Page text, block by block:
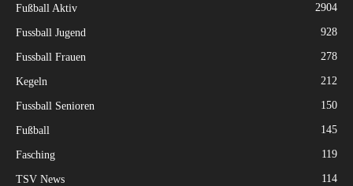
Fußball Aktiv 2904
Fussball Jugend 928
Fussball Frauen 278
Kegeln 212
Fussball Senioren 150
Fußball 145
Fasching 119
TSV News 114